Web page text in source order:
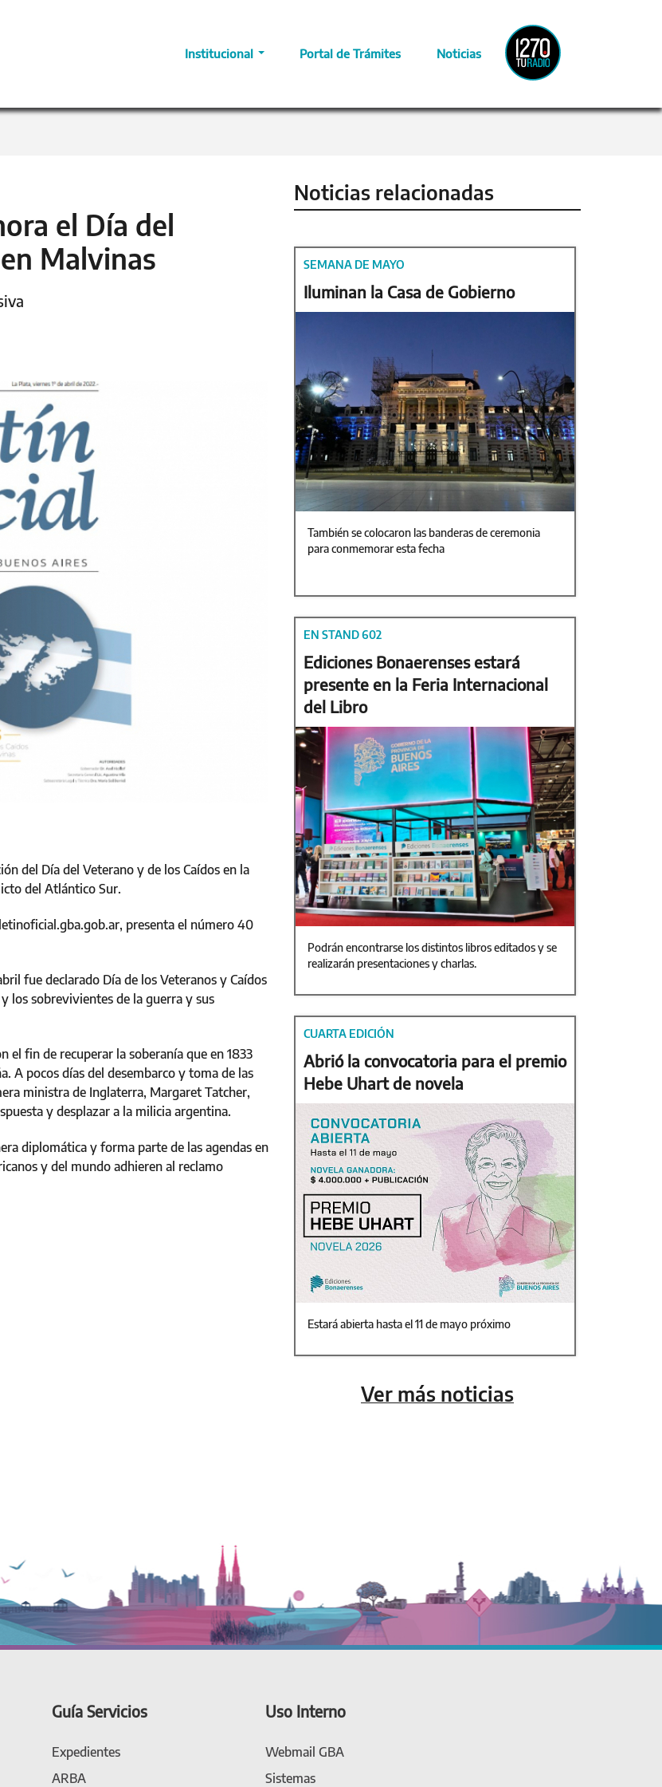
Institucional Portal de Trámites Noticias
Radio
Provincia
el Día del
Malvinas
del Día del Veterano y de los Caídos en la
del Atlántico Sur.
presenta el número 40
fue declarado Día de los Veteranos y Caídos
los sobrevivientes de la guerra y sus
el fin de recuperar la soberanía que en 1833
A pocos días del desembarco y toma de las
ministra de Inglaterra, Margaret Tatcher,
y desplazar a la milicia argentina.
diplomática y forma parte de las agendas en
y del mundo adhieren al reclamo
Noticias relacionadas
SEMANA DE MAYO
Iluminan la Casa de Gobierno
También se colocaron las banderas de ceremonia
para conmemorar esta fecha
EN STAND 602
Ediciones Bonaerenses estará
presente en la Feria Internacional
del Libro
Podrán encontrarse los distintos libros editados y se
realizarán presentaciones y charlas.
CUARTA EDICIÓN
Abrió la convocatoria para el premio
Hebe Uhart de novela
Estará abierta hasta el 11 de mayo próximo
Ver más noticias
Guía Servicios
Expedientes
ARBA
Uso Interno
Webmail GBA
Sistemas